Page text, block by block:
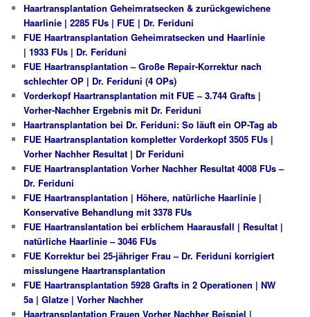
Haartransplantation Geheimratsecken & zurückgewichene
Haarlinie | 2285 FUs | FUE | Dr. Feriduni
FUE Haartransplantation Geheimratsecken und Haarlinie
| 1933 FUs | Dr. Feriduni
FUE Haartransplantation – Große Repair-Korrektur nach
schlechter OP | Dr. Feriduni (4 OPs)
Vorderkopf Haartransplantation mit FUE – 3.744 Grafts |
Vorher-Nachher Ergebnis mit Dr. Feriduni
Haartransplantation bei Dr. Feriduni: So läuft ein OP-Tag ab
FUE Haartransplantation kompletter Vorderkopf 3505 FUs |
Vorher Nachher Resultat | Dr Feriduni
FUE Haartransplantation Vorher Nachher Resultat 4008 FUs –
Dr. Feriduni
FUE Haartransplantation | Höhere, natürliche Haarlinie |
Konservative Behandlung mit 3378 FUs
FUE Haartranslantation bei erblichem Haarausfall | Resultat |
natürliche Haarlinie – 3046 FUs
FUE Korrektur bei 25-jähriger Frau – Dr. Feriduni korrigiert
misslungene Haartransplantation
FUE Haartransplantation 5928 Grafts in 2 Operationen | NW
5a | Glatze | Vorher Nachher
Haartransplantation Frauen Vorher Nachher Beispiel |